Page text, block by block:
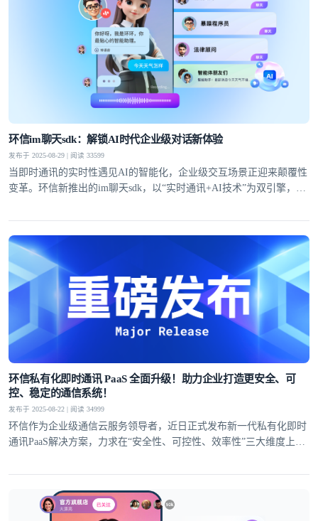
环信im聊天sdk：解锁AI时代企业级对话新体验
发布于 2025-08-29 | 阅读 33599
当即时通讯的实时性遇见AI的智能化，企业级交互场景正迎来颠覆性
变革。环信新推出的im聊天sdk，以“实时通讯+AI技术”为双引擎，通
到高并发场景落地的全链路解决方案
环信私有化即时通讯 PaaS 全面升级！助力企业打造更安全、可
控、稳定的通信系统！
发布于 2025-08-22 | 阅读 34999
环信作为企业级通信云服务领导者，近日正式发布新一代私有化即时
通讯PaaS解决方案，力求在“安全性、可控性、效率性”三大维度上全
求。